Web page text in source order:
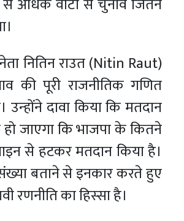
अधिक वोटों से चुनाव जितने
नितिन राउत (Nitin Raut)
की पूरी राजनीतिक गणित
उन्होंने दावा किया कि मतदान
जाएगा कि भाजपा के कितने
लाइन से हटकर मतदान किया है।
बताने से इनकार करते हुए
रणनीति का हिस्सा है।